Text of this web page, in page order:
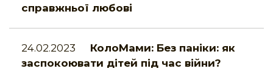
справжньої любові
24.02.2023
КолоМами: Без паніки: як
заспокоювати дітей під час війни?